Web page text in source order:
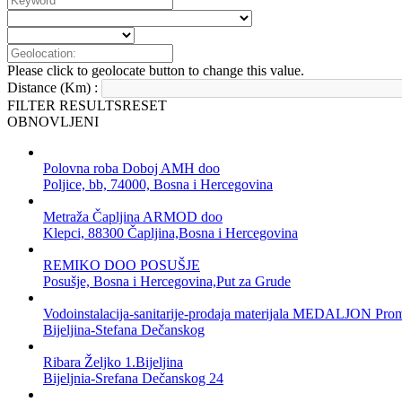
Please click to geolocate button to change this value.
Distance (Km) :
FILTER RESULTSRESET
OBNOVLJENI
Polovna roba Doboj AMH doo
Poljice, bb, 74000, Bosna i Hercegovina
Metraža Čapljina ARMOD doo
Klepci, 88300 Čapljina,Bosna i Hercegovina
REMIKO DOO POSUŠJE
Posušje, Bosna i Hercegovina,Put za Grude
Vodoinstalacija-sanitarije-prodaja materijala MEDALJON
Bijeljina-Stefana Dečanskog
Ribara Željko 1.Bijeljina
Bijeljnia-Srefana Dečanskog 24